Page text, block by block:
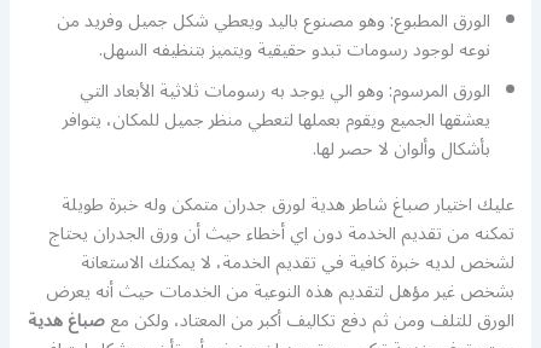
الورق المطبوع: وهو مصنوع باليد ويعطي شكل جميل وفريد من
نوعه لوجود رسومات تبدو حقيقية ويتميز بتنظيفه السهل.
الورق المرسوم: وهو الي يوجد به رسومات ثلاثية الأبعاد التي
يعشقها الجميع ويقوم بعملها لتعطي منظر جميل للمكان، يتوافر
بأشكال وألوان لا حصر لها.
عليك اختيار صباغ شاطر هدية لورق جدران متمكن وله خبرة طويلة
تمكنه من تقديم الخدمة دون اي أخطاء حيث أن ورق الجدران يحتاج
لشخص لديه خبرة كافية في تقديم الخدمة، لا يمكنك الاستعانة
بشخص غير مؤهل لتقديم هذه النوعية من الخدمات حيث أنه يعرض
الورق للتلف ومن ثم دفع تكاليف أكبر من المعتاد، ولكن معصباغ هدية